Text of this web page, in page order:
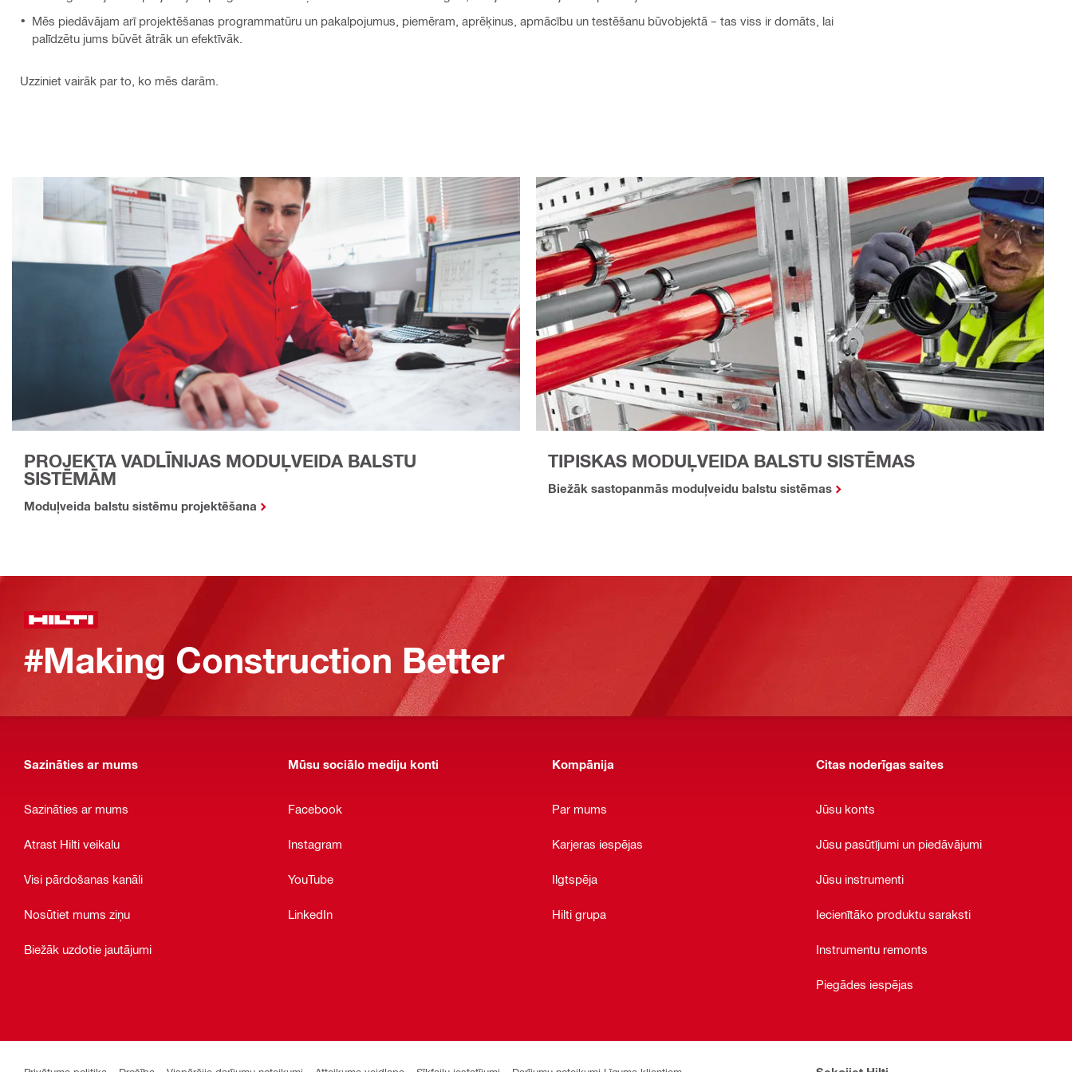
Mēs piedāvājam arī projektēšanas programmatūru un pakalpojumus, piemēram, aprēķinus, apmācību un testēšanu būvobjektā – tas viss ir domāts, lai
palīdzētu jums būvēt ātrāk un efektīvāk.
Uzziniet vairāk par to, ko mēs darām.
PROJEKTA VADLĪNIJAS MODUĻVEIDA BALSTU
SISTĒMĀM
Moduļveida balstu sistēmu projektēšana
TIPISKAS MODUĻVEIDA BALSTU SISTĒMAS
Biežāk sastopanmās moduļveidu balstu sistēmas
#Making Construction Better
Sazināties ar mums
Sazināties ar mums
Atrast Hilti veikalu
Visi pārdošanas kanāli
Nosūtiet mums ziņu
Biežāk uzdotie jautājumi
Mūsu sociālo mediju konti
Facebook
Instagram
YouTube
LinkedIn
Kompānija
Par mums
Karjeras iespējas
Ilgtspēja
Hilti grupa
Citas noderīgas saites
Jūsu konts
Jūsu pasūtījumi un piedāvājumi
Jūsu instrumenti
Iecienītāko produktu saraksti
Instrumentu remonts
Piegādes iespējas